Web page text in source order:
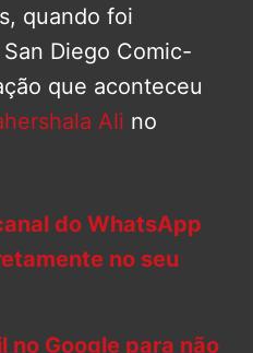
quando foi
Diego Comic-
que aconteceu
Ali no
do WhatsApp
no seu
no Google para não